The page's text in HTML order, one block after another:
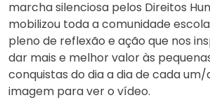
marcha silenciosa pelos Direitos
mobilizou toda a comunidade
pleno de reflexão e ação que nos
dar mais e melhor valor às
conquistas do dia a dia de cada um/
imagem para ver o vídeo.